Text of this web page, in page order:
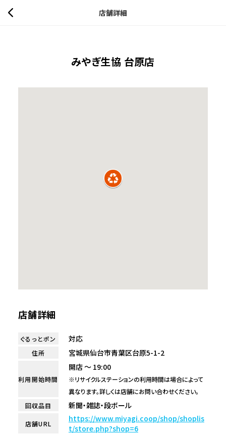
店舗詳細
みやぎ生協 台原店
店舗詳細
ぐるっとポン 対応
住所 宮城県仙台市青葉区台原5-1-2
利用開始時間
開店 ～ 19:00
※リサイクルステーションの利用時間は場合によって
異なります。詳しくは店舗にお問い合わせください。
回収品目
新聞・雑誌・段ボール
店舗URL
https://www.miyagi.coop/shop/shoplis
t/store.php?shop=6